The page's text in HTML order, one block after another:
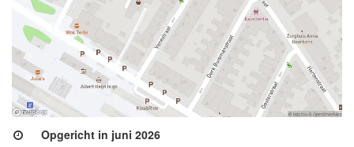
Opgericht in juni 2026